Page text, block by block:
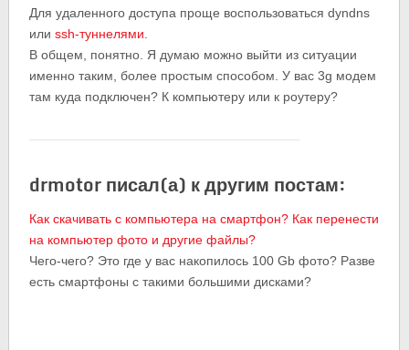
Для удаленного доступа проще воспользоваться dyndns
или ssh-туннелями
В общем, понятно. Я думаю можно выйти из ситуации
именно таким, более простым способом. У вас 3g модем
там куда подключен? К компьютеру или к роутеру?
drmotor писал(а) к другим постам:
Как скачивать с компьютера на смартфон? Как перенести
на компьютер фото и другие файлы?
Чего-чего? Это где у вас накопилось 100 Gb фото? Разве
есть смартфоны с такими большими дисками?